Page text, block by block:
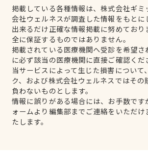
掲載している各種情報は、株式会社ギミ
会社ウェルネスが調査した情報をもとに
出来るだけ正確な情報掲載に努めており
全に保証するものではありません。
掲載されている医療機関へ受診を希望さ
に必ず該当の医療機関に直接ご確認くだ
当サービスによって生じた損害について
ク、および株式会社ウェルネスではその
負わないものとします。
情報に誤りがある場合には、お手数です
ォームより編集部までご連絡をいただけ
たします。